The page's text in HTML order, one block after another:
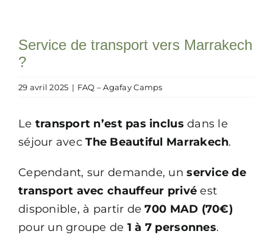
contenu
Toggle
Navigation
Notre concept
Blog
Rechercher:
Service de transport vers Marrakech
?
29 avril 2025 | FAQ – Agafay Camps
Le transport n’est pas inclus dans le
séjour avec The Beautiful Marrakech.
Cependant, sur demande, unservice de
transport avec chauffeur privé est
disponible, à partir de700 MAD (70€)
pour un groupe de 1 à 7 personnes.